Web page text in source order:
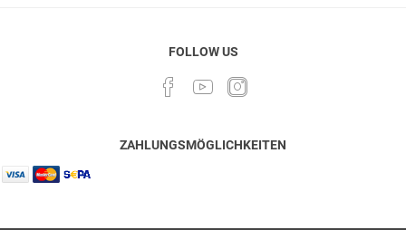
FOLLOW US
ZAHLUNGSMÖGLICHKEITEN